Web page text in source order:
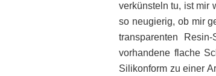
verkünsteln tu, ist mir
so neugierig, ob mir
transparenten
vorhandene flache
Silikonform zu einer